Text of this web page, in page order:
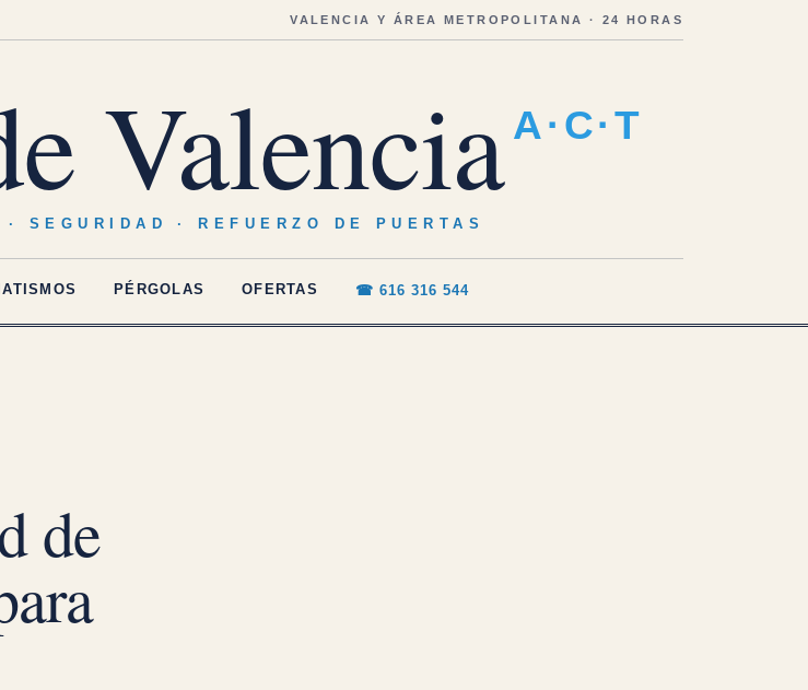
VALENCIA Y ÁREA METROPOLITANA · 24 HORAS
Valencia A·C·T
SEGURIDAD · REFUERZO DE PUERTAS
PÉRGOLAS OFERTAS ☎ 616 316 544
de